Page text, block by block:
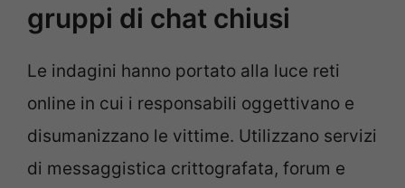
gruppi di chat chiusi
Le indagini hanno portato alla luce reti
online in cui i responsabili oggettivano e
disumanizzano le vittime. Utilizzano servizi
di messaggistica crittografata, forum e